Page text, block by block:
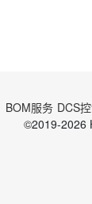
BOM服务 DCS
©2019-2026